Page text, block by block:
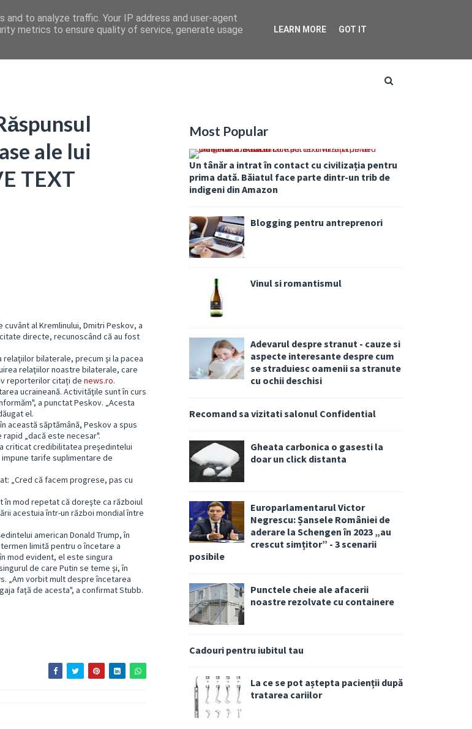
ale lui
TEXT
al Kremlinului, Dmitri Peskov, a
directe, recunoscând că au fost
bilaterale, precum şi la pacea
relaţiilor noastre bilaterale, care
reporterilor citați de news.ro.
ucraineană. Activităţile sunt în curs
a punctat Peskov. „Acesta
el.
săptămână, Peskov a spus
„dacă este necesar".
criticat credibilitatea preşedintelui
tarife suplimentare de
„Cred că facem progrese, pas cu
în mod repetat că doreşte ca războiul
acestuia într-un război mondial între
american Donald Trump, în
limită pentru o încetare a
mod evident, el este singura
de care Putin se teme şi, în
„Am vorbit mult despre încetarea
faţă de acesta", a confirmat Stubb.
Most Popular
Un tânăr a intrat în contact cu civilizația pentru
prima dată. Băiatul face parte dintr-un trib de
indigeni din Amazon
Blogging pentru antreprenori
Vinul si romantismul
Adevarul despre stranut - cauze si
aspecte interesante despre cum
se straduiesc oamenii sa stranute
cu ochii deschisi
Recomand sa vizitati salonul Confidential
Gheata carbonica o gasesti la
doar un click distanta
Europarlamentarul Victor
Negrescu: Șansele României de
aderare la Schengen în 2023 „au
crescut simțitor” - 3 scenarii
posibile
Punctele cheie ale afacerii
noastre rezolvate cu containere
Cadouri pentru iubitul tau
La ce se pot aștepta pacienții după
tratarea cariilor
to analyze traffic. Your IP address and user-agent
metrics to ensure quality of service, generate usage
LEARN MORE GOT IT